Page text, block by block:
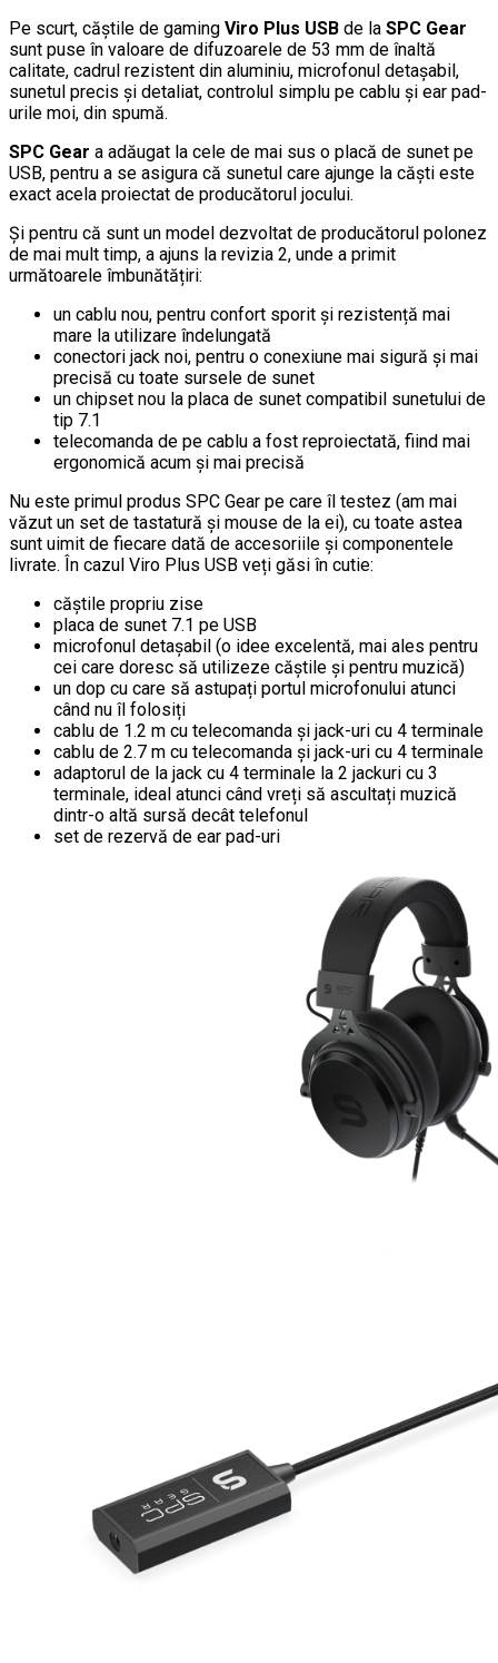
Pe scurt, căștile de gaming Viro Plus USB de la SPC Gear
sunt puse în valoare de difuzoarele de 53 mm de înaltă
calitate, cadrul rezistent din aluminiu, microfonul detașabil,
sunetul precis și detaliat, controlul simplu pe cablu și ear pad-
urile moi, din spumă.
SPC Gear a adăugat la cele de mai sus o placă de sunet pe
USB, pentru a se asigura că sunetul care ajunge la căști este
exact acela proiectat de producătorul jocului.
Și pentru că sunt un model dezvoltat de producătorul polonez
de mai mult timp, a ajuns la revizia 2, unde a primit
următoarele îmbunătățiri:
un cablu nou, pentru confort sporit și rezistență mai
mare la utilizare îndelungată
conectori jack noi, pentru o conexiune mai sigură și mai
precisă cu toate sursele de sunet
un chipset nou la placa de sunet compatibil sunetului de
tip 7.1
telecomanda de pe cablu a fost reproiectată, fiind mai
ergonomică acum și mai precisă
Nu este primul produs SPC Gear pe care îl testez (am mai
văzut un set de tastatură și mouse de la ei), cu toate astea
sunt uimit de fiecare dată de accesoriile și componentele
livrate. În cazul Viro Plus USB veți găsi în cutie:
căștile propriu zise
placa de sunet 7.1 pe USB
microfonul detașabil (o idee excelentă, mai ales pentru
cei care doresc să utilizeze căștile și pentru muzică)
un dop cu care să astupați portul microfonului atunci
când nu îl folosiți
cablu de 1.2 m cu telecomanda și jack-uri cu 4 terminale
cablu de 2.7 m cu telecomanda și jack-uri cu 4 terminale
adaptorul de la jack cu 4 terminale la 2 jackuri cu 3
terminale, ideal atunci când vreți să ascultați muzică
dintr-o altă sursă decât telefonul
set de rezervă de ear pad-uri